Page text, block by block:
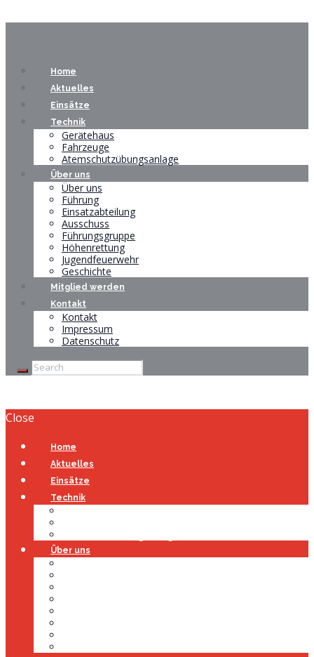
Home
Aktuelles
Einsätze
Technik
Gerätehaus
Fahrzeuge
Atemschutzübungsanlage
Über uns
Über uns
Führung
Einsatzabteilung
Ausschuss
Führungsgruppe
Höhenrettung
Jugendfeuerwehr
Geschichte
Mitglied werden
Kontakt
Kontakt
Impressum
Datenschutz
Close
Home
Aktuelles
Einsätze
Technik
Über uns